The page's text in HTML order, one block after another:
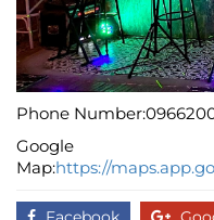
Phone
Google
Map:https://